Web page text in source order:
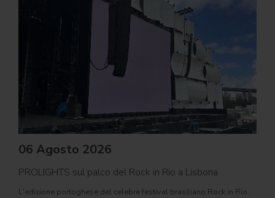
06 Agosto 2026
PROLIGHTS sul palco del Rock in Rio a Lisbona
L'edizione portoghese del celebre festival brasiliano Rock in Rio ,